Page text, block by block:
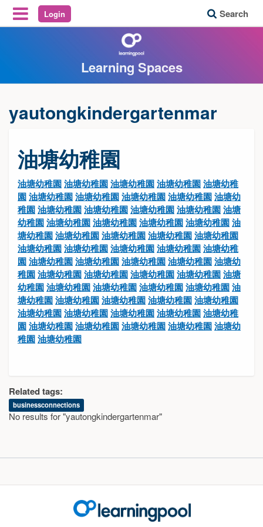
Reveal Off-Canvas Navigation
Login Search
Learning Spaces
yautongkindergartenmar
油塘幼稚園
油塘幼稚園油塘幼稚園油塘幼稚園油塘幼稚園油塘幼稚
園油塘幼稚園油塘幼稚園油塘幼稚園油塘幼稚園油塘幼
稚園油塘幼稚園油塘幼稚園油塘幼稚園油塘幼稚園油塘
幼稚園油塘幼稚園油塘幼稚園油塘幼稚園油塘幼稚園油
塘幼稚園油塘幼稚園油塘幼稚園油塘幼稚園油塘幼稚園
油塘幼稚園油塘幼稚園油塘幼稚園油塘幼稚園油塘幼稚
園油塘幼稚園油塘幼稚園油塘幼稚園油塘幼稚園油塘幼
稚園油塘幼稚園油塘幼稚園油塘幼稚園油塘幼稚園油塘
幼稚園油塘幼稚園油塘幼稚園油塘幼稚園油塘幼稚園油
塘幼稚園油塘幼稚園油塘幼稚園油塘幼稚園油塘幼稚園
油塘幼稚園油塘幼稚園油塘幼稚園油塘幼稚園油塘幼稚
園油塘幼稚園油塘幼稚園油塘幼稚園油塘幼稚園油塘幼
稚園油塘幼稚園
Related tags:
businessconnections
No results for "yautongkindergartenmar"